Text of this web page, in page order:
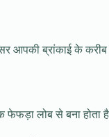
आपकी ब्रांकाई के
फेफड़ा लोब से बना होता